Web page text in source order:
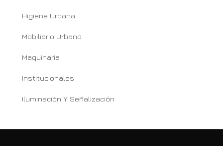
Higiene Urbana
Mobiliario Urbano
Maquinaria
Institucionales
Iluminación Y Señalización